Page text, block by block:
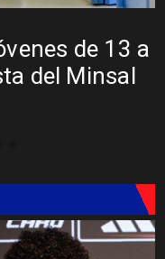
de 13 a
del Minsal